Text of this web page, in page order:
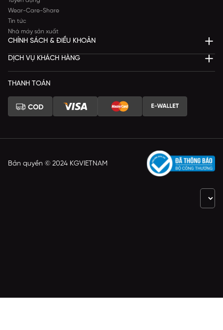
Wear-Care-Share
Tin tức
Nhà máy sản xuất
CHÍNH SÁCH & ĐIỀU KHOẢN
DỊCH VỤ KHÁCH HÀNG
THANH TOÁN
Bản quyền © 2024 KGVIETNAM